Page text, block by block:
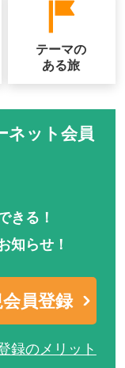
テーマの
ある旅
ネット会員
きる！
知らせ！
員登録
録のメリット